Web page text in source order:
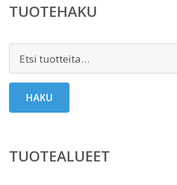
TUOTEHAKU
Etsi:
HAKU
TUOTEALUEET